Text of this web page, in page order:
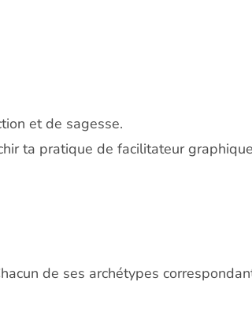
et de sagesse.
ta pratique de facilitateur
de ses archétypes